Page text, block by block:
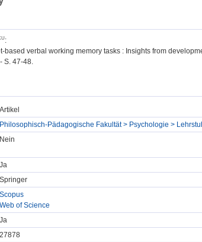
:
based verbal working memory tasks : Insights from
S. 47-48.
Artikel
Philosophisch-Pädagogische Fakultät > Psychologie >
Nein
Ja
Springer
Scopus
Web of Science
Ja
27878